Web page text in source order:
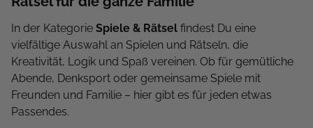
In der Kategorie Spiele & Rätsel findest Du eine
vielfältige Auswahl an Spielen und Rätseln, die
Kreativität, Logik und Spaß vereinen. Ob für gemütliche
Abende, Denksport oder gemeinsame Spiele mit
Freunden und Familie – hier gibt es für jeden etwas
Passendes.